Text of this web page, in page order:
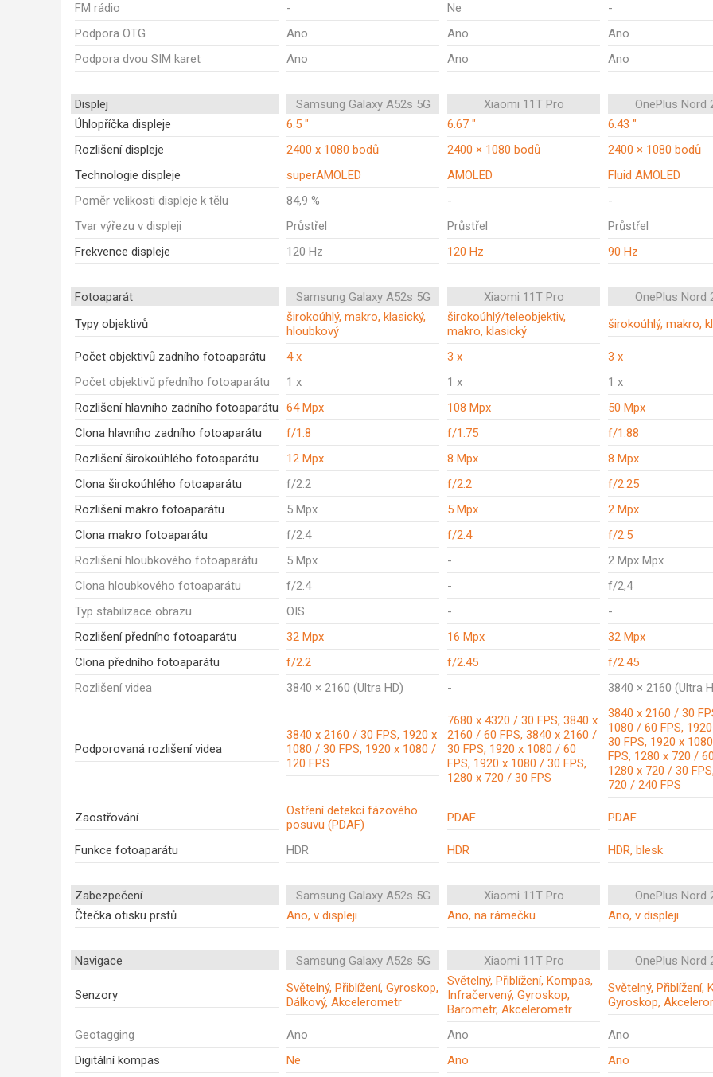
FM rádio
- Ne
-
Podpora OTG
Ano Ano
Ano
Podpora dvou SIM karet
Ano Ano Ano
Displej Samsung Galaxy A52s 5G Xiaomi 11T Pro
OnePlus Nord
Úhlopříčka displeje
6.5 " 6.67 "
6.43 "
Rozlišení displeje
2400 x 1080 bodů 2400 × 1080 bodů
2400 × 1080 bodů
Technologie displeje
superAMOLED AMOLED
Fluid AMOLED
Poměr velikosti displeje k tělu
84,9 % -
-
Tvar výřezu v displeji
Průstřel Průstřel
Průstřel
Frekvence displeje
120 Hz 120 Hz 90 Hz
Fotoaparát Samsung Galaxy A52s 5G Xiaomi 11T Pro
OnePlus Nord
Typy objektivů
širokoúhlý, makro, klasický,
hloubkový
širokoúhlý/teleobjektiv,
makro, klasický
širokoúhlý, makro,
Počet objektivů zadního fotoaparátu 4 x 3 x
3 x
Počet objektivů předního fotoaparátu
1 x 1 x
1 x
Rozlišení hlavního zadního fotoaparátu
64 Mpx 108 Mpx
50 Mpx
Clona hlavního zadního fotoaparátu
f/1.8 f/1.75
f/1.88
Rozlišení širokoúhlého fotoaparátu
12 Mpx 8 Mpx
8 Mpx
Clona širokoúhlého fotoaparátu
f/2.2 f/2.2
f/2.25
Rozlišení makro fotoaparátu
5 Mpx 5 Mpx
2 Mpx
Clona makro fotoaparátu
f/2.4 f/2.4
f/2.5
Rozlišení hloubkového fotoaparátu
5 Mpx -
2 Mpx Mpx
Clona hloubkového fotoaparátu
f/2.4 -
f/2,4
Typ stabilizace obrazu
OIS -
-
Rozlišení předního fotoaparátu
32 Mpx 16 Mpx
32 Mpx
Clona předního fotoaparátu
f/2.2 f/2.45
f/2.45
Rozlišení videa
3840 × 2160 (Ultra HD) - 3840 × 2160 (Ultra
Podporovaná rozlišení videa
3840 x 2160 / 30 FPS, 1920 x
1080 / 30 FPS, 1920 x 1080 /
120 FPS
7680 x 4320 / 30 FPS, 3840 x
2160 / 60 FPS, 3840 x 2160 /
30 FPS, 1920 x 1080 / 60
FPS, 1920 x 1080 / 30 FPS,
1280 x 720 / 30 FPS
3840 x 2160 / 30
1080 / 60 FPS,
30 FPS, 1920 x
FPS, 1280 x 720 /
1280 x 720 / 30
720 / 240 FPS
Zaostřování
Ostření detekcí fázového
posuvu (PDAF)
PDAF PDAF
Funkce fotoaparátu HDR HDR HDR, blesk
Zabezpečení Samsung Galaxy A52s 5G Xiaomi 11T Pro
OnePlus Nord
Čtečka otisku prstů
Ano, v displeji Ano, na rámečku Ano, v displeji
Navigace Samsung Galaxy A52s 5G Xiaomi 11T Pro OnePlus Nord
Senzory
Světelný, Přiblížení, Gyroskop,
Dálkový, Akcelerometr
Světelný, Přiblížení, Kompas,
Infračervený, Gyroskop,
Barometr, Akcelerometr
Světelný, Přiblížení,
Gyroskop,
Geotagging Ano Ano
Ano
Digitální kompas
Ne Ano Ano